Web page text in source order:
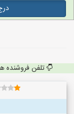
تلفن فروشنده